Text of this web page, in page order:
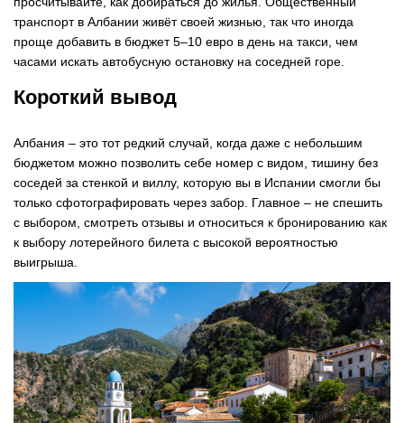
транспорт в Албании живёт своей жизнью, так что иногда
проще добавить в бюджет 5–10 евро в день на такси, чем
часами искать автобусную остановку на соседней горе.
Короткий вывод
Албания – это тот редкий случай, когда даже с небольшим
бюджетом можно позволить себе номер с видом, тишину без
соседей за стенкой и виллу, которую вы в Испании смогли бы
только сфотографировать через забор. Главное – не спешить
с выбором, смотреть отзывы и относиться к бронированию как
к выбору лотерейного билета с высокой вероятностью
выигрыша.